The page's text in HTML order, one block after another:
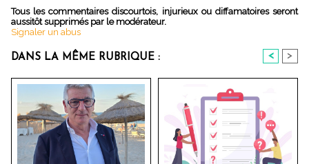
Tous les commentaires discourtois, injurieux ou diffamatoires seront
aussitôt supprimés par le modérateur.
Signaler un abus
DANS LA MÊME RUBRIQUE : < >